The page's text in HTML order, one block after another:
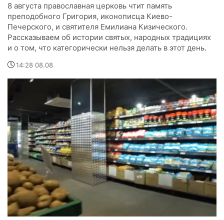
8 августа православная церковь чтит память
преподобного Григория, иконописца Киево-
Печерского, и святителя Емилиана Кизического.
Рассказываем об истории святых, народных традициях
и о том, что категорически нельзя делать в этот день.
14:28 08.08